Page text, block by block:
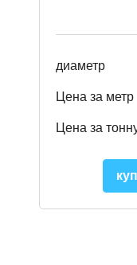
диаметр
Цена за метр
Цена за